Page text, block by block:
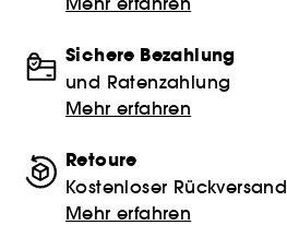
Sichere Bezahlung
und Ratenzahlung
Mehr erfahren
Retoure
Kostenloser Rückversand
Mehr erfahren